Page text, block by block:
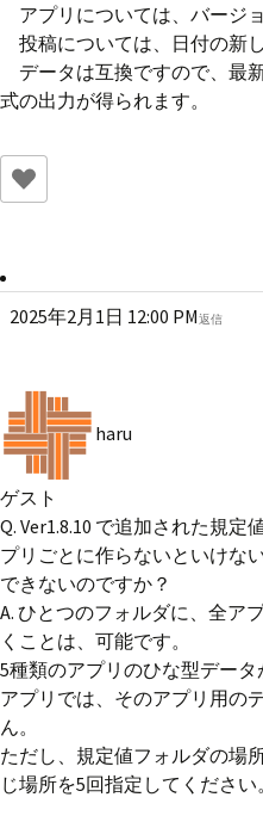
アプリについては、バージ
投稿については、日付の新し
データは互換ですので、最
式の出力が得られます。
2025年2月1日 12:00 PM返信
haru
ゲスト
Q. Ver1.8.10 で追加された規
プリごとに作らないといけ
できないのですか？
A. ひとつのフォルダに、全ア
くことは、可能です。
5種類のアプリのひな型デー
アプリでは、そのアプリ用の
ん。
ただし、規定値フォルダの場
じ場所を5回指定してください。